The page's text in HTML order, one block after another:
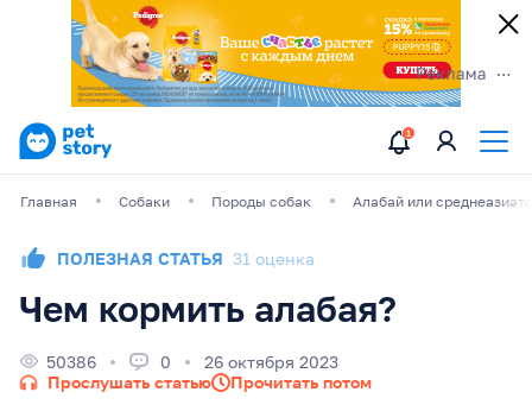
Главная Собаки Породы собак Алабай или
ПОЛЕЗНАЯ СТАТЬЯ 31 оценка
Чем кормить алабая?
50386 0
26 октября 2023
Прослушать статью
Прочитать потом